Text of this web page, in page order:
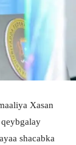
Xasan
shacabka